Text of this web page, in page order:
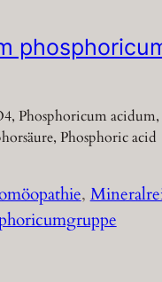
Phosphoricum acidum,
Phosphoric acid
,